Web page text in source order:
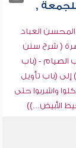
للجمعة ,
العباد
( شرح سنن
الصيام - (باب
(باب تأويل
واشربوا حتى
الأبيض...))